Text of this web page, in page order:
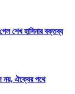
শেখ হাসিনার বক্তব্য
নয়, ঐক্যের পথে